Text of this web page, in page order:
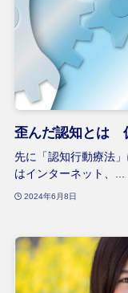
歪んだ認知とは
先に「認知行動療法
はインターネット、...
2024年6月8日